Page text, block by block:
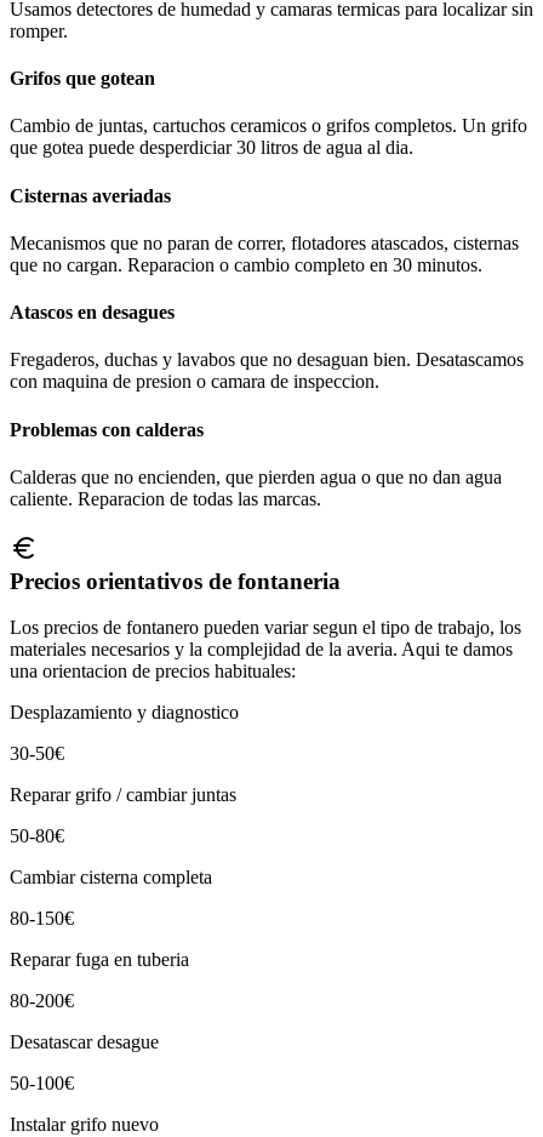
Usamos detectores de humedad y camaras termicas para localizar sin
romper.
Grifos que gotean
Cambio de juntas, cartuchos ceramicos o grifos completos. Un grifo
que gotea puede desperdiciar 30 litros de agua al dia.
Cisternas averiadas
Mecanismos que no paran de correr, flotadores atascados, cisternas
que no cargan. Reparacion o cambio completo en 30 minutos.
Atascos en desagues
Fregaderos, duchas y lavabos que no desaguan bien. Desatascamos
con maquina de presion o camara de inspeccion.
Problemas con calderas
Calderas que no encienden, que pierden agua o que no dan agua
caliente. Reparacion de todas las marcas.
Precios orientativos de fontaneria
Los precios de fontanero pueden variar segun el tipo de trabajo, los
materiales necesarios y la complejidad de la averia. Aqui te damos
una orientacion de precios habituales:
Desplazamiento y diagnostico
30-50€
Reparar grifo / cambiar juntas
50-80€
Cambiar cisterna completa
80-150€
Reparar fuga en tuberia
80-200€
Desatascar desague
50-100€
Instalar grifo nuevo